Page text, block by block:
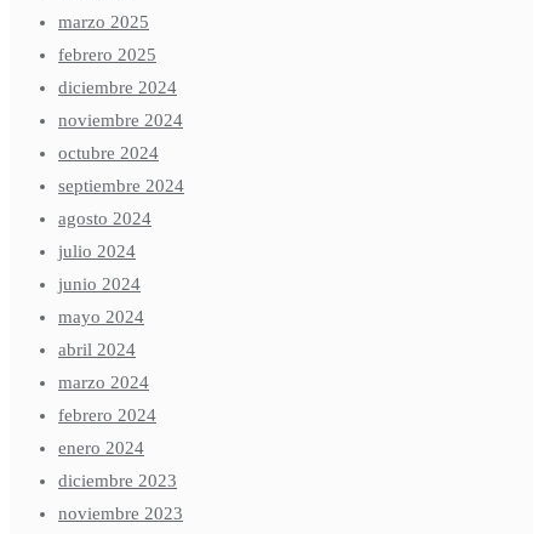
marzo 2025
febrero 2025
diciembre 2024
noviembre 2024
octubre 2024
septiembre 2024
agosto 2024
julio 2024
junio 2024
mayo 2024
abril 2024
marzo 2024
febrero 2024
enero 2024
diciembre 2023
noviembre 2023